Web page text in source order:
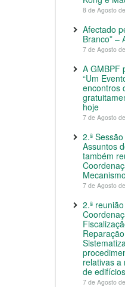
8 de Agosto
Afectado
Branco” –
7 de Agosto
A GMBPF
“Um
encontros
hoje
7 de Agosto
2.ª
Assuntos
também
7 de Agosto
2.ª
relativas a
de
7 de Agosto